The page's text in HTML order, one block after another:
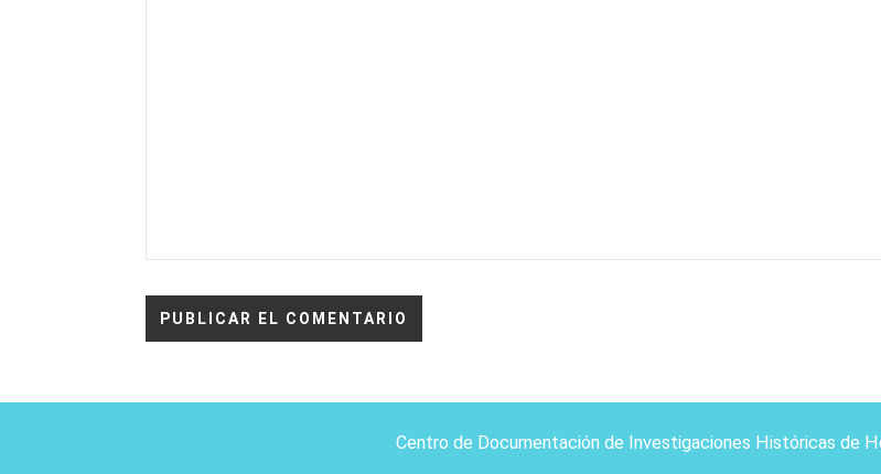
Centro de Documentación de Investigaciones Históricas de